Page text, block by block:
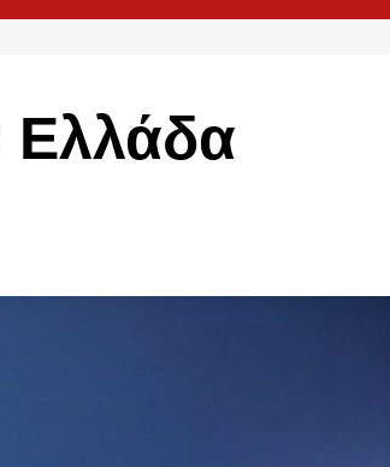
Ελλάδα